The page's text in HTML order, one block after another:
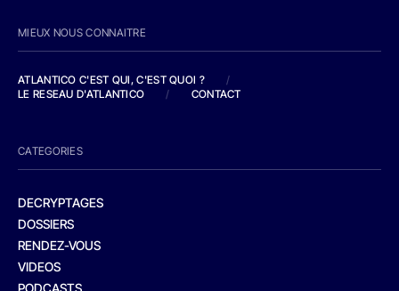
MIEUX NOUS CONNAITRE
ATLANTICO C'EST QUI, C'EST QUOI ?
/
LE RESEAU D'ATLANTICO
/ CONTACT
CATEGORIES
DECRYPTAGES
DOSSIERS
RENDEZ-VOUS
VIDEOS
PODCASTS